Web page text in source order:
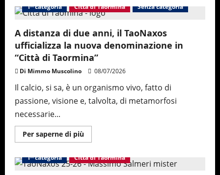
di
Taormina,
affidata
a
Francesco
“Ciccio”
Carpillo:
una
grande
simbiosi”
1^ categoria Città di Taormina Senza categoria
A distanza di due anni, il TaoNaxos
ufficializza la nuova denominazione in
“Città di Taormina”
Di Mimmo Muscolino 08/07/2026
Il calcio, si sa, è un organismo vivo, fatto di
passione, visione e, talvolta, di metamorfosi
necessarie...
Per saperne di piùMaggiori
informazioni
distanza
di
1^ categoria Città di Taormina